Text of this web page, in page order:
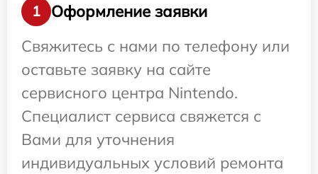
1
Оформление заявки
Свяжитесь с нами по телефону или
оставьте заявку на сайте
сервисного центра Nintendo.
Специалист сервиса свяжется с
Вами для уточнения
индивидуальных условий ремонта